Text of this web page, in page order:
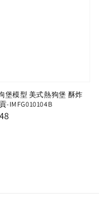
堡模型 美式熱狗堡 酥炸
-IMFG010104B